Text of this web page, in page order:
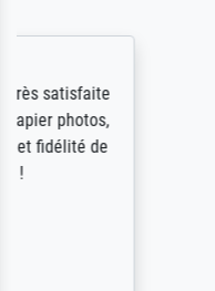
ik beoordeel
Door de 69505
scrollen is
stoppen begint
Als er naar een
gevraagd
werken van
maakt (bvb